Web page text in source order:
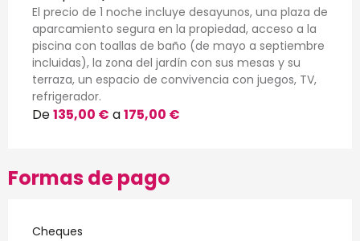
El precio de 1 noche incluye desayunos, una plaza de
aparcamiento segura en la propiedad, acceso a la
piscina con toallas de baño (de mayo a septiembre
incluidas), la zona del jardín con sus mesas y su
terraza, un espacio de convivencia con juegos, TV,
refrigerador.
De135,00 € a175,00 €
Formas de pago
Cheques